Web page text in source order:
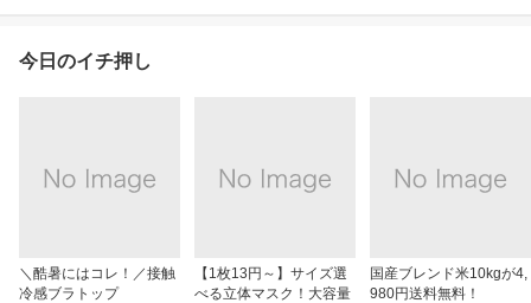
今日のイチ押し
＼酷暑にはコレ！／接触
冷感ブラトップ
【1枚13円～】サイズ選
べる立体マスク！大容量
国産ブレンド米10kgが4,
980円送料無料！